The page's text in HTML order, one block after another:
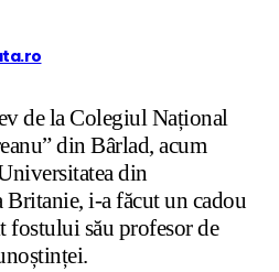
de la Colegiul Național
din Bârlad, acum
din
i-a făcut un cadou
fostului său profesor de